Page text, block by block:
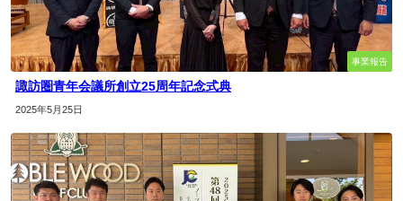
事業報告
諏訪圏青年会議所創立25周年記念式典
2025年5月25日